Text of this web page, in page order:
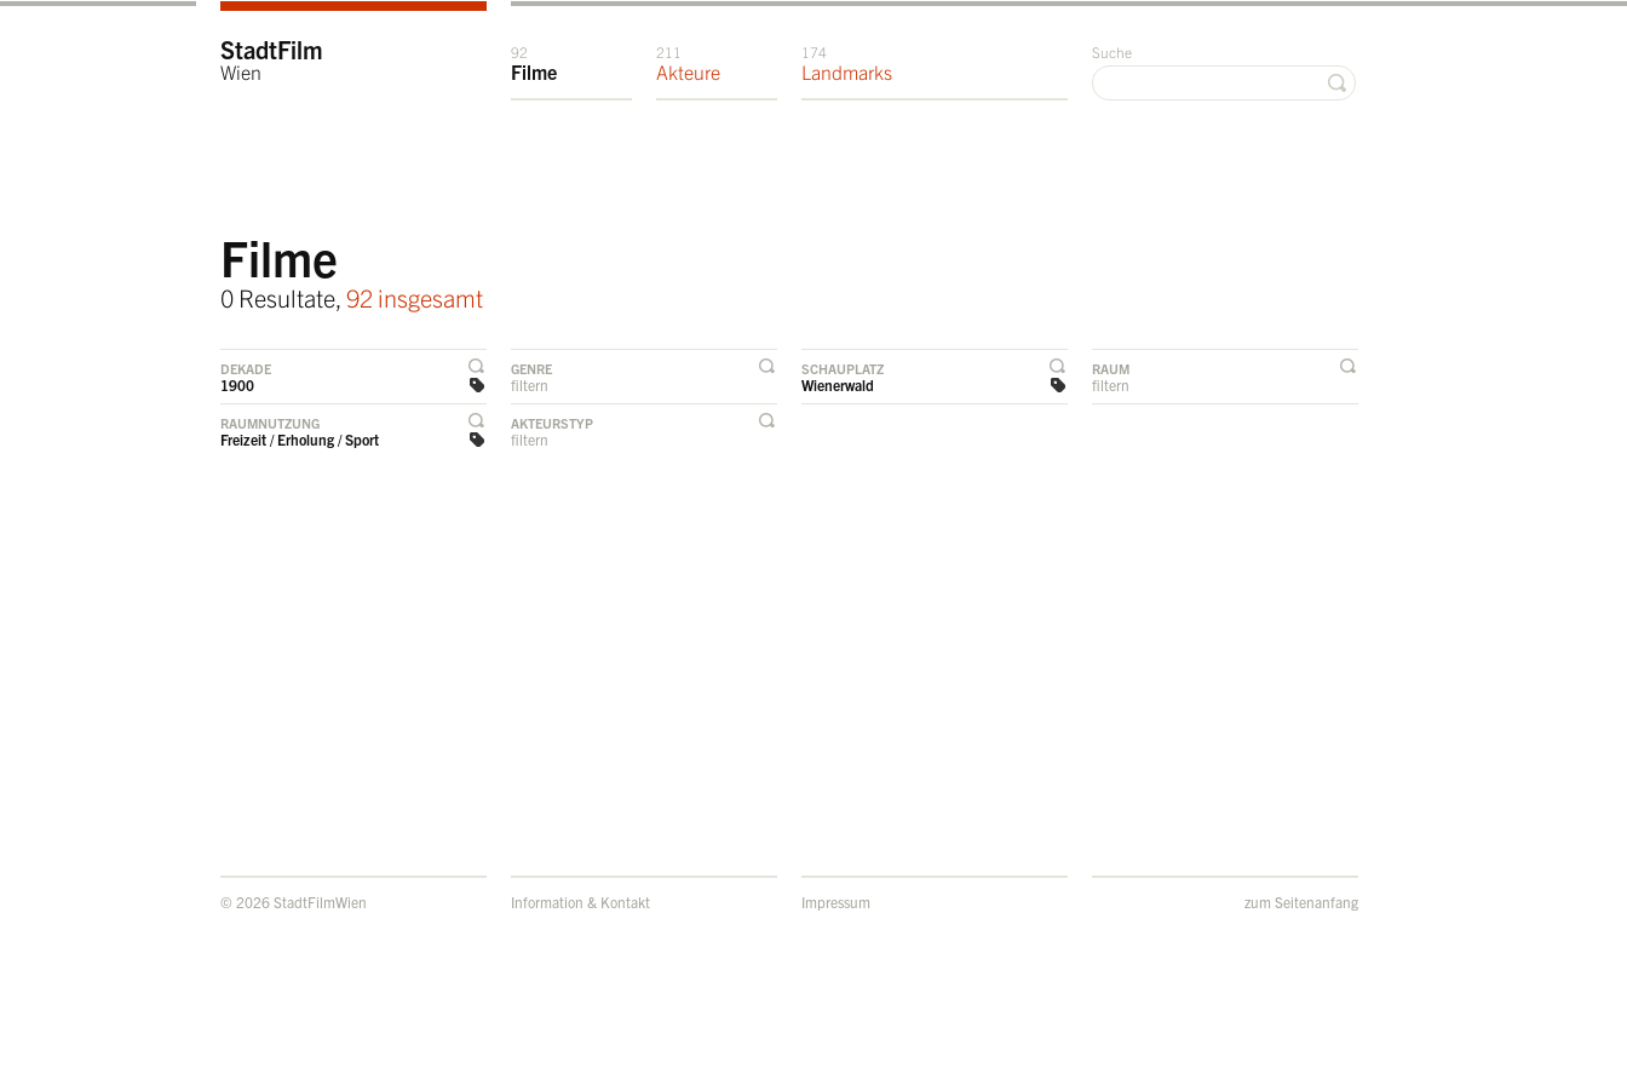
StadtFilm
Wien
92
Filme
211
Akteure
174
Landmarks
Suche
Filme
0 Resultate, 92 insgesamt
DEKADE
1900
GENRE
filtern
SCHAUPLATZ
Wienerwald
RAUM
filtern
RAUMNUTZUNG
Freizeit / Erholung / Sport
AKTEURSTYP
filtern
© 2026 StadtFilmWien Information & Kontakt Impressum zum Seitenanfang